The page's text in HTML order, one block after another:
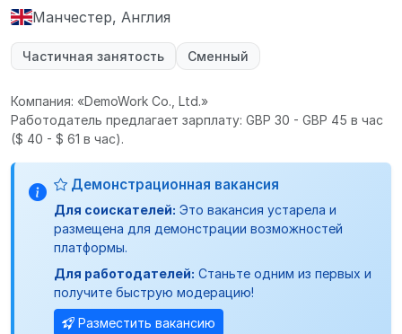
Манчестер, Англия
Частичная занятость Сменный
Компания: «DemoWork Co., Ltd.»
Работодатель предлагает зарплату: GBP 30 - GBP 45 в час
($ 40 - $ 61 в час).
Демонстрационная вакансия
Для соискателей: Это вакансия устарела и
размещена для демонстрации возможностей
платформы.
Для работодателей: Станьте одним из первых и
получите быструю модерацию!
Разместить вакансию